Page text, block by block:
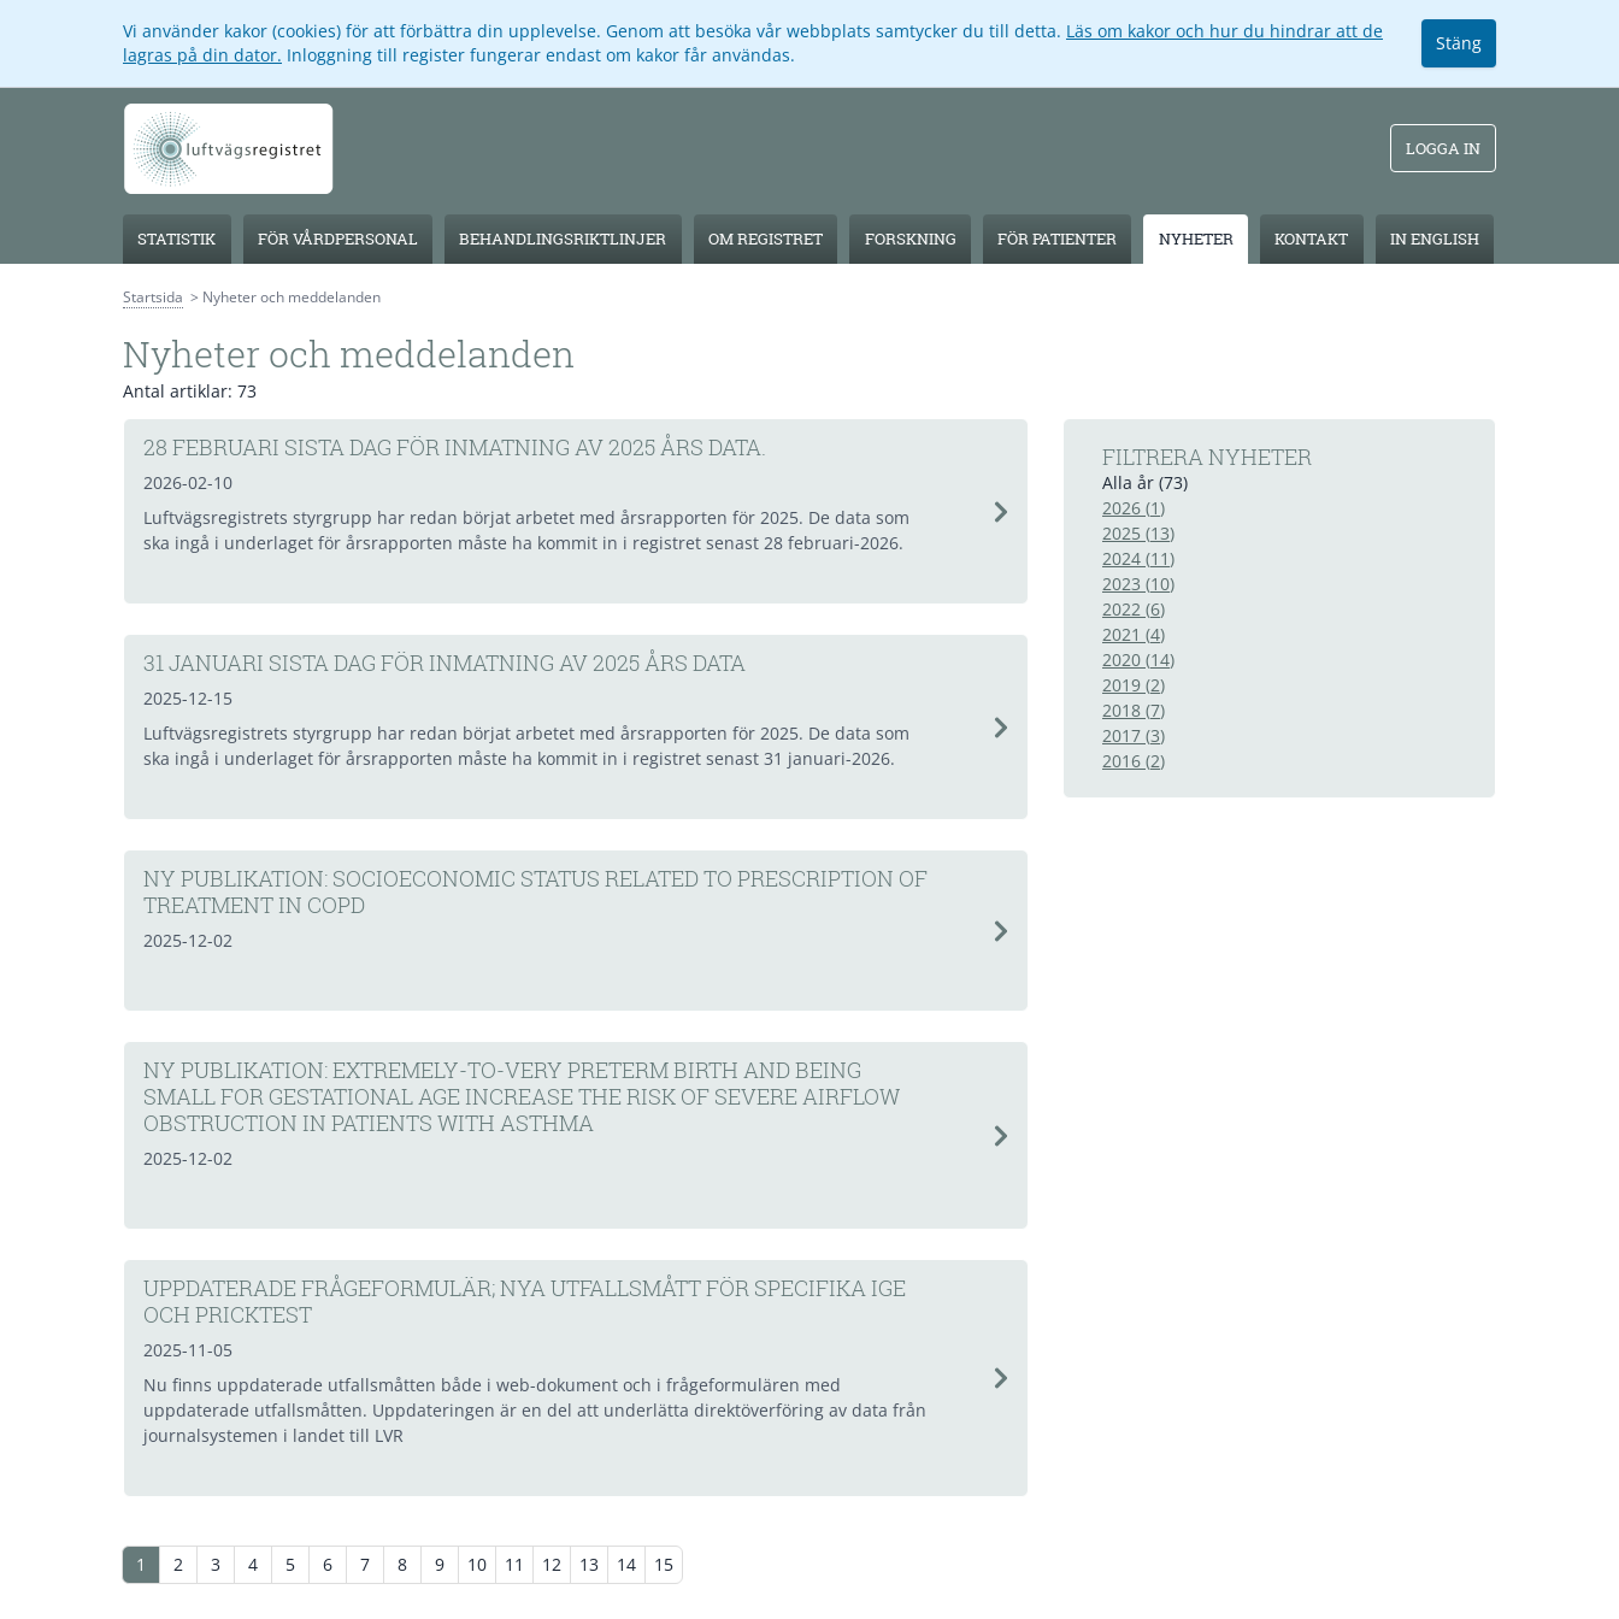
Vi använder kakor (cookies) för att förbättra din upplevelse. Genom att besöka vår webbplats samtycker du till detta. Läs om kakor och hur du hindrar att de
lagras på din dator. Inloggning till register fungerar endast om kakor får användas.
Stäng
LOGGA IN
STATISTIK FÖR VÅRDPERSONAL BEHANDLINGSRIKTLINJER OM REGISTRET FORSKNING FÖR PATIENTER NYHETER KONTAKT IN ENGLISH
Startsida Nyheter och meddelanden
Nyheter och meddelanden
Antal artiklar: 73
28 FEBRUARI SISTA DAG FÖR INMATNING AV 2025 ÅRS DATA.
2026-02-10
Luftvägsregistrets styrgrupp har redan börjat arbetet med årsrapporten för 2025. De data som
ska ingå i underlaget för årsrapporten måste ha kommit in i registret senast 28 februari-2026.
31 JANUARI SISTA DAG FÖR INMATNING AV 2025 ÅRS DATA
2025-12-15
Luftvägsregistrets styrgrupp har redan börjat arbetet med årsrapporten för 2025. De data som
ska ingå i underlaget för årsrapporten måste ha kommit in i registret senast 31 januari-2026.
NY PUBLIKATION: SOCIOECONOMIC STATUS RELATED TO PRESCRIPTION OF
TREATMENT IN COPD
2025-12-02
NY PUBLIKATION: EXTREMELY-TO-VERY PRETERM BIRTH AND BEING
SMALL FOR GESTATIONAL AGE INCREASE THE RISK OF SEVERE AIRFLOW
OBSTRUCTION IN PATIENTS WITH ASTHMA
2025-12-02
UPPDATERADE FRÅGEFORMULÄR; NYA UTFALLSMÅTT FÖR SPECIFIKA IGE
OCH PRICKTEST
2025-11-05
Nu finns uppdaterade utfallsmåtten både i web-dokument och i frågeformulären med
uppdaterade utfallsmåtten. Uppdateringen är en del att underlätta direktöverföring av data från
journalsystemen i landet till LVR
FILTRERA NYHETER
Alla år (73)
2026 (1)
2025 (13)
2024 (11)
2023 (10)
2022 (6)
2021 (4)
2020 (14)
2019 (2)
2018 (7)
2017 (3)
2016 (2)
1 2 3 4 5 6 7 8 9 10 11 12 13 14 15